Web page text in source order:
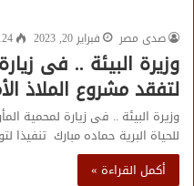
صدى مصر
فبراير 20, 2023
وزيرة البيئة .. فى
لتفقد مشروع الملاذ
وزيرة البيئة .. فى زيارة لمحمية
للحياة البرية حماده مبارك
أكمل القراءة »